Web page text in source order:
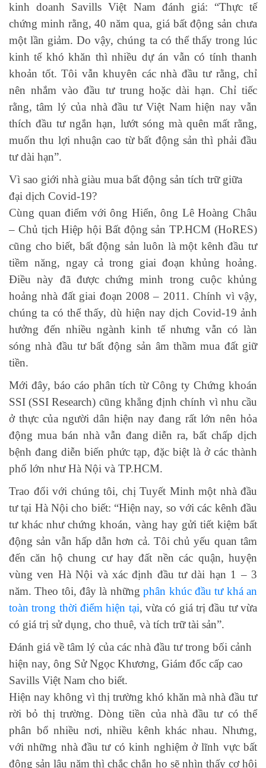
kinh doanh Savills Việt Nam đánh giá: “Thực tế
chứng minh rằng, 40 năm qua, giá bất động sản chưa
một lần giảm. Do vậy, chúng ta có thể thấy trong lúc
kinh tế khó khăn thì nhiều dự án vẫn có tính thanh
khoản tốt. Tôi vẫn khuyên các nhà đầu tư rằng, chỉ
nên nhắm vào đầu tư trung hoặc dài hạn. Chỉ tiếc
rằng, tâm lý của nhà đầu tư Việt Nam hiện nay vẫn
thích đầu tư ngắn hạn, lướt sóng mà quên mất rằng,
muốn thu lợi nhuận cao từ bất động sản thì phải đầu
tư dài hạn”.
Vì sao giới nhà giàu mua bất động sản tích trữ giữa
đại dịch Covid-19?
Cùng quan điểm với ông Hiển, ông Lê Hoàng Châu
– Chủ tịch Hiệp hội Bất động sản TP.HCM (HoRES)
cũng cho biết, bất động sản luôn là một kênh đầu tư
tiềm năng, ngay cả trong giai đoạn khủng hoảng.
Điều này đã được chứng minh trong cuộc khủng
hoảng nhà đất giai đoạn 2008 – 2011. Chính vì vậy,
chúng ta có thể thấy, dù hiện nay dịch Covid-19 ảnh
hưởng đến nhiều ngành kinh tế nhưng vẫn có làn
sóng nhà đầu tư bất động sản âm thầm mua đất giữ
tiền.
Mới đây, báo cáo phân tích từ Công ty Chứng khoán
SSI (SSI Research) cũng khẳng định chính vì nhu cầu
ở thực của người dân hiện nay đang rất lớn nên hỏa
động mua bán nhà vẫn đang diễn ra, bất chấp dịch
bệnh đang diễn biến phức tạp, đặc biệt là ở các thành
phố lớn như Hà Nội và TP.HCM.
Trao đổi với chúng tôi, chị Tuyết Minh một nhà đầu
tư tại Hà Nội cho biết: “Hiện nay, so với các kênh đầu
tư khác như chứng khoán, vàng hay gửi tiết kiệm bất
động sản vẫn hấp dẫn hơn cả. Tôi chủ yếu quan tâm
đến căn hộ chung cư hay đất nền các quận, huyện
vùng ven Hà Nội và xác định đầu tư dài hạn 1 – 3
năm. Theo tôi, đây là nhữngphân khúc đầu tư khá an
toàn trong thời điểm hiện tại, vừa có giá trị đầu tư vừa
có giá trị sử dụng, cho thuê, và tích trữ tài sản”.
Đánh giá về tâm lý của các nhà đầu tư trong bối cảnh
hiện nay, ông Sử Ngọc Khương, Giám đốc cấp cao
Savills Việt Nam cho biết.
Hiện nay không vì thị trường khó khăn mà nhà đầu tư
rời bỏ thị trường. Dòng tiền của nhà đầu tư có thể
phân bổ nhiều nơi, nhiều kênh khác nhau. Nhưng,
với những nhà đầu tư có kinh nghiệm ở lĩnh vực bất
động sản lâu năm thì chắc chắn họ sẽ nhìn thấy cơ hội